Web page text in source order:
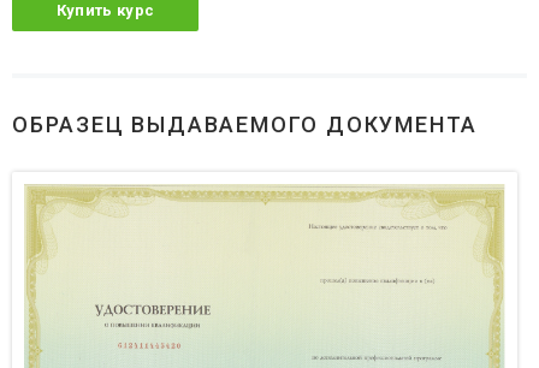
Купить курс
ОБРАЗЕЦ ВЫДАВАЕМОГО ДОКУМЕНТА